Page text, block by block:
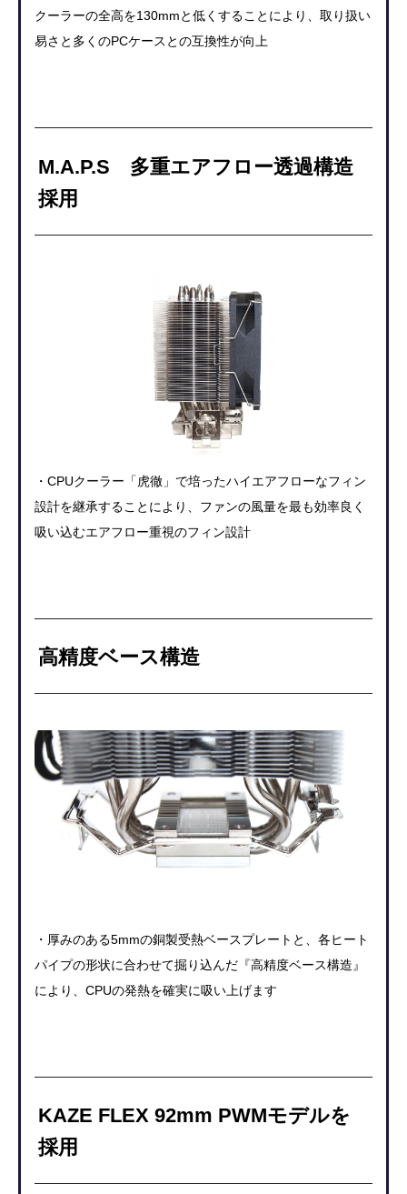
クーラーの全高を130mmと低くすることにより、取り扱い
易さと多くのPCケースとの互換性が向上
M.A.P.S 多重エアフロー透過構造
採用
・CPUクーラー「虎徹」で培ったハイエアフローなフィン
設計を継承すること により、ファンの風量を最も効率良く
吸い込むエアフロー重視のフィン設計
高精度ベース構造
・厚みのある5mmの銅製受熱ベースプレートと、各ヒート
パイプの形状に合わせて掘り込んだ『高精度ベース構造』
により、CPUの発熱を確実に吸い上げます
KAZE FLEX 92mm PWMモデルを
採用